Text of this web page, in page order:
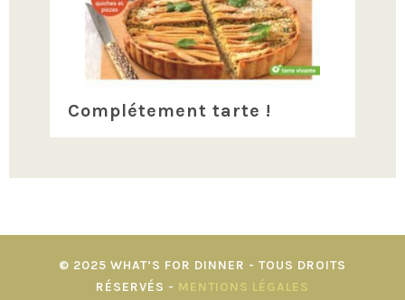
Complétement tarte !
© 2025 WHAT’S FOR DINNER - TOUS DROITS
RÉSERVÉS - MENTIONS LÉGALES